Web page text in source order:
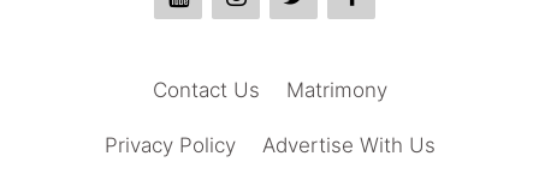
Matrimony
Contact Us
Advertise With Us
Privacy Policy